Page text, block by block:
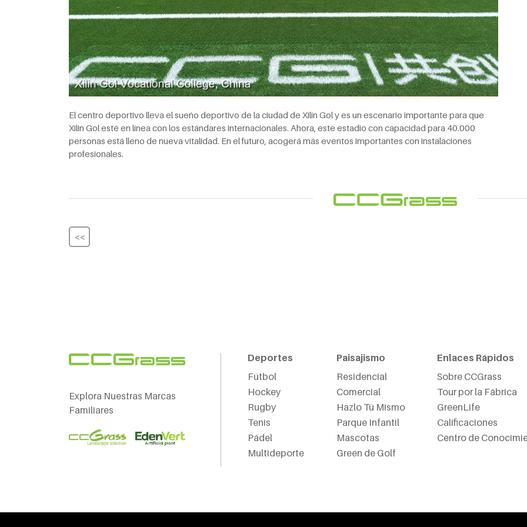
El centro deportivo lleva el sueño deportivo de la ciudad de Xilin Gol y es un escenario importante para que
Xilin Gol esté en línea con los estándares internacionales. Ahora, este estadio con capacidad para 40.000
personas está lleno de nueva vitalidad. En el futuro, acogerá más eventos importantes con instalaciones
profesionales.
<<
Explora Nuestras Marcas
Familiares
Deportes
Fútbol
Hockey
Rugby
Tenis
Pádel
Multideporte
Paisajismo
Residencial
Comercial
Hazlo Tú Mismo
Parque Infantil
Mascotas
Green de Golf
Enlaces Rápidos
Sobre CCGrass
Tour por la Fábrica
GreenLife
Calificaciones
Centro de